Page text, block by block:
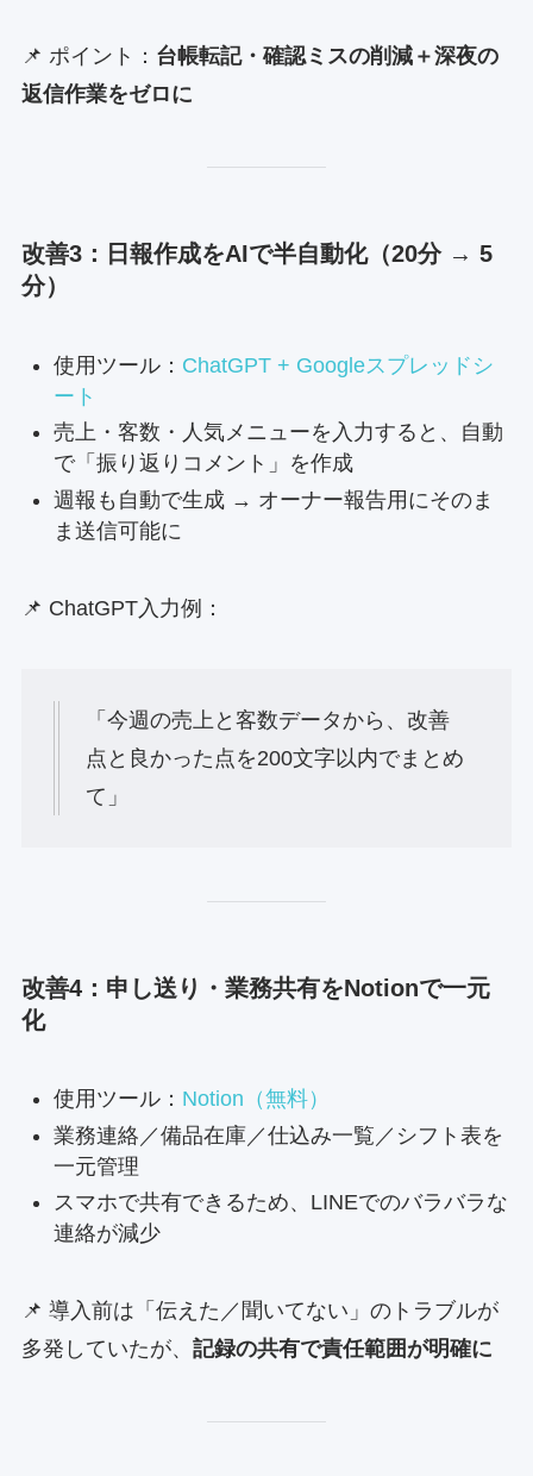
📌 ポイント： 台帳転記・確認ミスの削減＋深夜の
返信作業をゼロに
改善3：日報作成をAIで半自動化（20分 → 5
分）
使用ツール： ChatGPT + Googleスプレッドシ
ート
売上・客数・人気メニューを入力すると、自動
で「振り返りコメント」を作成
週報も自動で生成 → オーナー報告用にそのま
ま送信可能に
📌 ChatGPT入力例：
「今週の売上と客数データから、改善
点と良かった点を200文字以内でまとめ
て」
改善4：申し送り・業務共有をNotionで一元
化
使用ツール： Notion（無料）
業務連絡／備品在庫／仕込み一覧／シフト表を
一元管理
スマホで共有できるため、LINEでのバラバラな
連絡が減少
📌 導入前は「伝えた／聞いてない」のトラブルが
多発していたが、 記録の共有で責任範囲が明確に